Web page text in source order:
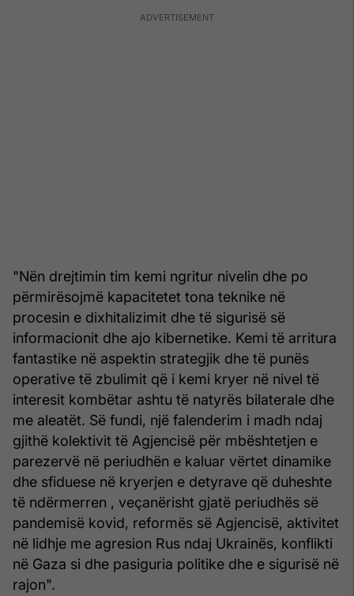
"Nën drejtimin tim kemi ngritur nivelin dhe po
përmirësojmë kapacitetet tona teknike në
procesin e dixhitalizimit dhe të sigurisë së
informacionit dhe ajo kibernetike. Kemi të arritura
fantastike në aspektin strategjik dhe të punës
operative të zbulimit që i kemi kryer në nivel të
interesit kombëtar ashtu të natyrës bilaterale dhe
me aleatët. Së fundi, një falenderim i madh ndaj
gjithë kolektivit të Agjencisë për mbështetjen e
parezervë në periudhën e kaluar vërtet dinamike
dhe sfiduese në kryerjen e detyrave që duheshte
të ndërmerren , veçanërisht gjatë periudhës së
pandemisë kovid, reformës së Agjencisë, aktivitet
në lidhje me agresion Rus ndaj Ukrainës, konflikti
në Gaza si dhe pasiguria politike dhe e sigurisë në
rajon".